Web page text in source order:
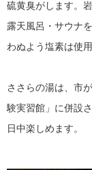
硫黄臭がします。
露天風呂・サウナ
わぬよう塩素は使
ささらの湯は、市
験実習館」に併設
日中楽しめます。